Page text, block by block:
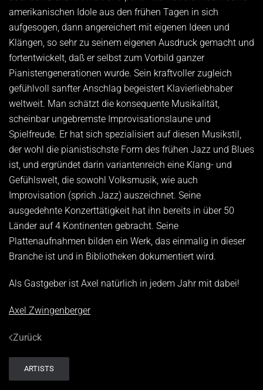
amerikanischen Idole aus den frühen Tagen in sich
aufgesogen, dann angereichert mit eigenen Ideen und
Klängen, so sehr zu seinem eigenen Ausdruck gemacht und
fortentwickelt, daß er selbst zum Vorbild ganzer
Pianistengenerationen wurde. Sein kraftvoller zugleich
gefühlvoll sanfter Anschlag begeistert Klavierliebhaber
weltweit. Man schätzt die konsequente Musikalität,
scheinbar ungebremste Improvisationslaune und
Spielfreude. Er hat sich spezialisiert auf diesen Musikstil,
der wohl die pianistischste Form des frühen Jazz und Blues
ist, und ergründet darin variantenreich eine Klang- und
Gefühlswelt, die sowohl Volksmusik, wie auch
Improvisation (sprich Jazz) auszeichnet. Seine
ausgedehnte Konzerttätigkeit hat ihn bereits in über 50
Länder auf 4 Kontinenten gebracht. Seine
Plattenaufnahmen bilden ein Werk, das einmalig in dieser
Branche ist und in Bibliotheken dokumentiert wird.
Als Gastgeber ist Axel natürlich in jedem Jahr mit dabei!
Axel Zwingenberger
Zurück
ARTISTS